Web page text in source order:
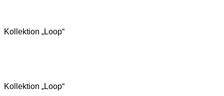
Kollektion „Loop“
Kollektion „Loop“